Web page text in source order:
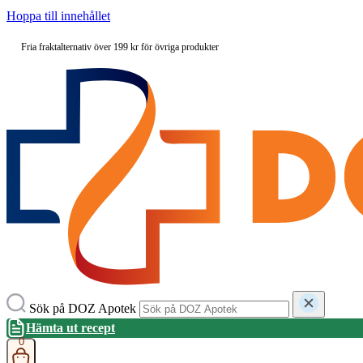
Hoppa till innehållet
Fria fraktalternativ över 199 kr för övriga produkter
Sök på DOZ Apotek
Hämta ut recept
0